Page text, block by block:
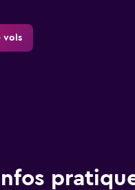
vols